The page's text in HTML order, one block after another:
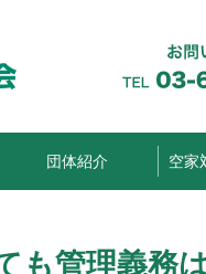
団体紹介 空家
も管理義務